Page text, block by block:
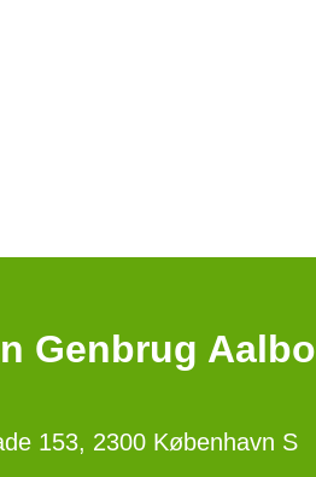
Genbrug
153, 2300 København S